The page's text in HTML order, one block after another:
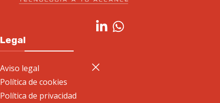
Legal
Aviso legal
Política de cookies
Política de privacidad